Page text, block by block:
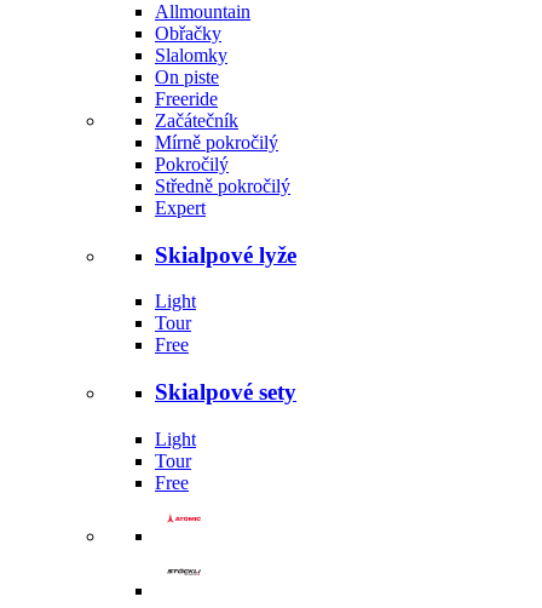
Allmountain
Obřačky
Slalomky
On piste
Freeride
Začátečník
Mírně pokročilý
Pokročilý
Středně pokročilý
Expert
Skialpové lyže
Light
Tour
Free
Skialpové sety
Light
Tour
Free